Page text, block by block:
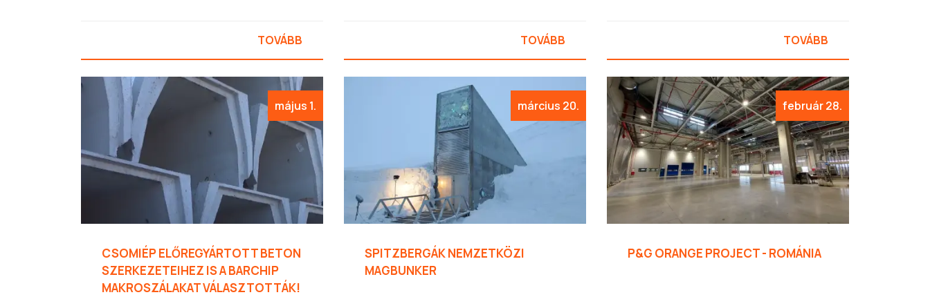
TOVÁBB TOVÁBB TOVÁBB
május 1.
CSOMIÉP ELŐREGYÁRTOTT BETON
SZERKEZETEIHEZ IS A BARCHIP
MAKROSZÁLAKAT VÁLASZTOTTÁK!
március 20.
SPITZBERGÁK NEMZETKÖZI
MAGBUNKER
február 28.
P&G ORANGE PROJECT - ROMÁNIA